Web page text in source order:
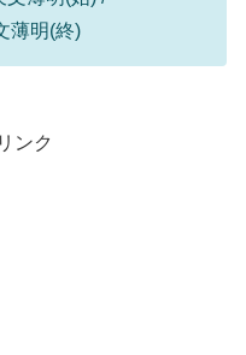
薄明(終)
ンク